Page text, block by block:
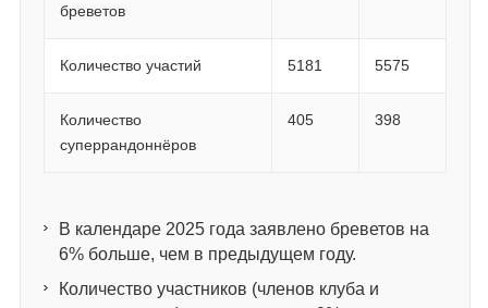
бреветов
Количество участий 5181 5575
Количество
суперрандоннёров
405 398
В календаре 2025 года заявлено бреветов на
6% больше, чем в предыдущем году.
Количество участников (членов клуба и